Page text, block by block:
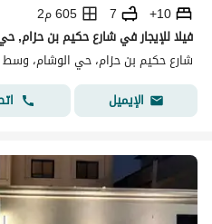
10+
7
605 م2
فيلا للإيجار في شارع حكيم بن حزام,
شارع حكيم بن حزام، حي الوشام، وسط
الإيميل